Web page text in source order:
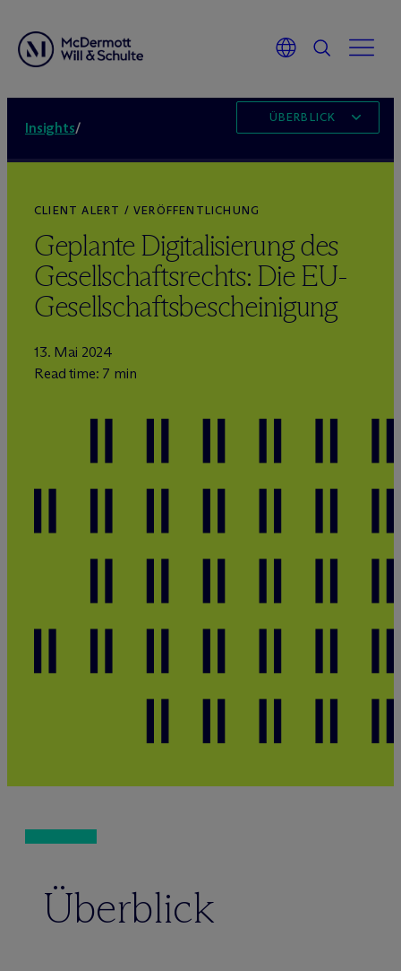
Insights/
ÜBERBLICK
CLIENT ALERT / VERÖFFENTLICHUNG
Geplante Digitalisierung des
Gesellschaftsrechts: Die EU-
Gesellschaftsbescheinigung
13. Mai 2024
Read time: 7 min
Überblick